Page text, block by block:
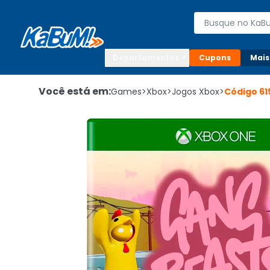
Buscar
Cupons
Você está em:Games>Xbox>Jogos Xbox>Código